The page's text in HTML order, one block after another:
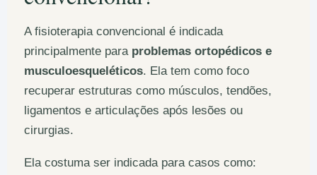
A fisioterapia convencional é indicada
principalmente para problemas ortopédicos e
musculoesqueléticos. Ela tem como foco
recuperar estruturas como músculos, tendões,
ligamentos e articulações após lesões ou
cirurgias.
Ela costuma ser indicada para casos como: